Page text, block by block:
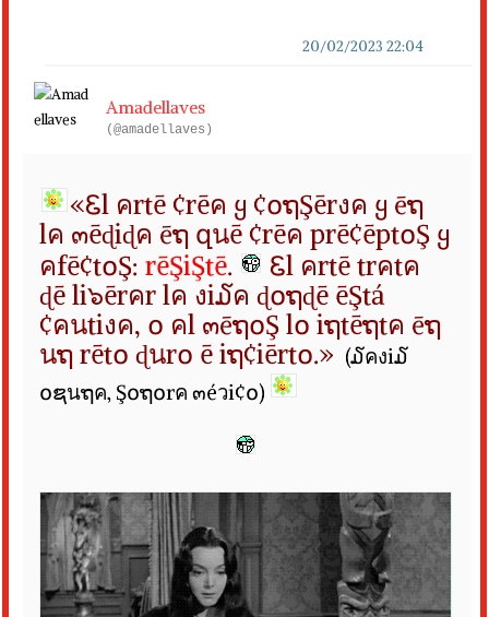
20/02/2023 22:04
Amadellaves
(@amadellaves)
«Ꮛl คrtē ¢rēค ყ ¢໐ຖŞērงค ყ ēຖ
lค ๓ēɖiɖค ēຖ զนē ¢rēคprē¢ēpt໐Ş ყ
คfē¢t໐Ş: rēŞiŞtē.
Ꮛl คrtē trคtค
ɖē li๖ērคr lค งi໓ค ɖ໐ຖɖē ēŞtá
¢คนtiงค, ໐ คl ๓ēຖ໐Şl໐ iຖtēຖtค ēຖ
นຖrēt໐ɖนr໐ ē iຖ¢iērt໐.» (໓คงi໓
໐ຊนຖค, Ş໐ຖ໐rค ๓éวi¢໐)